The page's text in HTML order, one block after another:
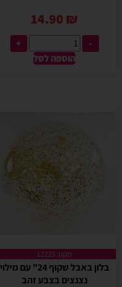
14.90 ₪
-
+
הוספה לסל
מקט: 12223
בלון באבל שקוף 24" עם מילוי
נצנצים בצבע זהב